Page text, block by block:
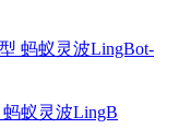
蚁灵波LingB